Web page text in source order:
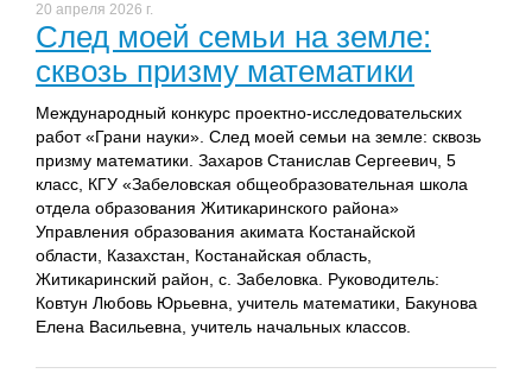
20 апреля 2026 г.
След моей семьи на земле:
сквозь призму математики
Международный конкурс проектно-исследовательских
работ «Грани науки». След моей семьи на земле: сквозь
призму математики. Захаров Станислав Сергеевич, 5
класс, КГУ «Забеловская общеобразовательная школа
отдела образования Житикаринского района»
Управления образования акимата Костанайской
области, Казахстан, Костанайская область,
Житикаринский район, с. Забеловка. Руководитель:
Ковтун Любовь Юрьевна, учитель математики, Бакунова
Елена Васильевна, учитель начальных классов.